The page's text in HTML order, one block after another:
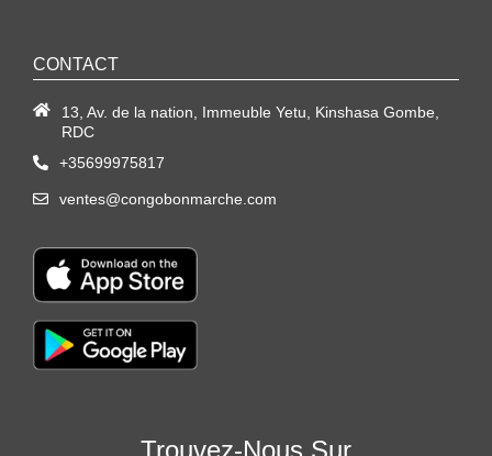
CONTACT
13, Av. de la nation, Immeuble Yetu, Kinshasa Gombe,
RDC
+35699975817
ventes@congobonmarche.com
Trouvez-Nous Sur